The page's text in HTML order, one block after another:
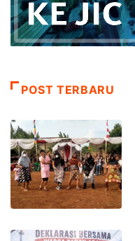
POST TERBARU